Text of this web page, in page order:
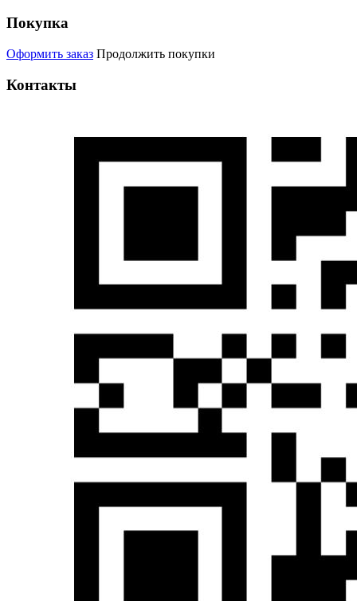
Покупка
Оформить заказ Продолжить покупки
Контакты